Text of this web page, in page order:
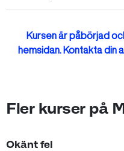
Kursen är påbörjad
hemsidan. Kontakta din
Fler kurser på
Okänt fel